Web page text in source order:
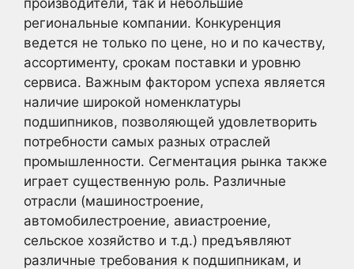
производители, так и небольшие
региональные компании. Конкуренция
ведется не только по цене, но и по качеству,
ассортименту, срокам поставки и уровню
сервиса. Важным фактором успеха является
наличие широкой номенклатуры
подшипников, позволяющей удовлетворить
потребности самых разных отраслей
промышленности. Сегментация рынка также
играет существенную роль. Различные
отрасли (машиностроение,
автомобилестроение, авиастроение,
сельское хозяйство и т.д.) предъявляют
различные требования к подшипникам, и